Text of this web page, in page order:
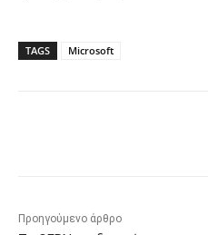
TAGS Microsoft
Προηγούμενο άρθρο